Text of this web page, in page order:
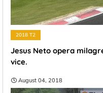
2018 T2
Jesus Neto opera
vice.
August 04, 2018